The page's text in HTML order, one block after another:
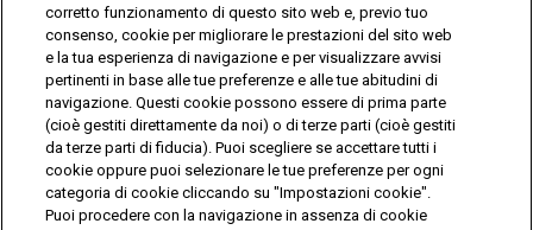
IL GIOCO È VIETATO AI MINORI E PUÒ CAUSARE
DIPENDENZA PATOLOGICA
© Copyright Sisal Italia S.p.A. - P.I. 02433760135
Privacy Cookies
Mappa
del
sito
corretto funzionamento di questo sito web e, previo tuo
consenso, cookie per migliorare le prestazioni del sito web
e la tua esperienza di navigazione e per visualizzare avvisi
pertinenti in base alle tue preferenze e alle tue abitudini di
navigazione. Questi cookie possono essere di prima parte
(cioè gestiti direttamente da noi) o di terze parti (cioè gestiti
da terze parti di fiducia). Puoi scegliere se accettare tutti i
cookie oppure puoi selezionare le tue preferenze per ogni
categoria di cookie cliccando su "Impostazioni cookie".
Puoi procedere con la navigazione in assenza di cookie